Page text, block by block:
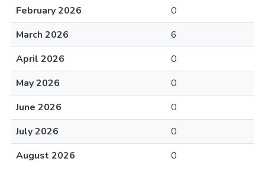
February 2026
0
March 2026
6
April 2026
0
May 2026
0
June 2026
0
July 2026
0
August 2026
0